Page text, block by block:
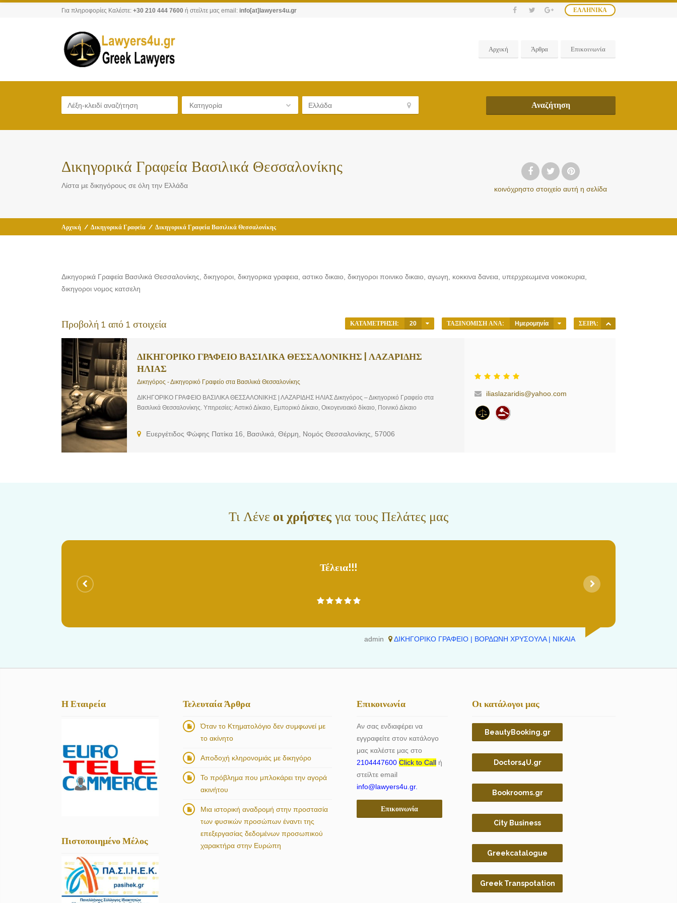
ΕΛΛΗΝΙΚΆ
Για πληροφορίες Καλέστε: +30 210 444 7600 ή στείλτε μας email: info[at]lawyers4u.gr
Αρχική Άρθρα Επικοινωνία
Κατηγορία Αναζήτηση
Δικηγορικά Γραφεία Βασιλικά Θεσσαλονίκης
Λίστα με δικηγόρους σε όλη την Ελλάδα κοινόχρηστο στοιχείο αυτή η σελίδα
Αρχική / Δικηγορικά Γραφεία / Δικηγορικά Γραφεία Βασιλικά Θεσσαλονίκης
Δικηγορικά Γραφεία Βασιλικά Θεσσαλονίκης, δικηγοροι, δικηγορικα γραφεια, αστικο δικαιο, δικηγοροι ποινικο δικαιο, αγωγη, κοκκινα δανεια, υπερχρεωμενα νοικοκυρια,
δικηγοροι νομος κατσελη
Προβολή 1 από 1 στοιχεία ΚΑΤΑΜΈΤΡΗΣΗ: 20 ΤΑΞΙΝΌΜΙΣΗ ΑΝΆ: Ημερομηνία ΣΕΙΡΆ:
ΔΙΚΗΓΟΡΙΚΟ ΓΡΑΦΕΙΟ ΒΑΣΙΛΙΚΑ ΘΕΣΣΑΛΟΝΙΚΗΣ | ΛΑΖΑΡΙΔΗΣ
ΗΛΙΑΣ
Δικηγόρος - Δικηγορικό Γραφείο στα Βασιλικά Θεσσαλονίκης
ΔΙΚΗΓΟΡΙΚΟ ΓΡΑΦΕΙΟ ΒΑΣΙΛΙΚΑ ΘΕΣΣΑΛΟΝΙΚΗΣ | ΛΑΖΑΡΙΔΗΣ ΗΛΙΑΣ Δικηγόρος – Δικηγορικό Γραφείο στα
Βασιλικά Θεσσαλονίκης. Υπηρεσίες: Αστικό Δίκαιο, Εμπορικό Δίκαιο, Οικογενειακό δίκαιο, Ποινικό Δίκαιο
Ευεργέτιδος Φώφης Πατίκα 16, Βασιλικά, Θέρμη, Νομός Θεσσαλονίκης, 57006
iliaslazaridis@yahoo.com
Τι Λένε οι χρήστες για τους Πελάτες μας
Τέλεια!!!
admin ΔΙΚΗΓΟΡΙΚΟ ΓΡΑΦΕΙΟ | ΒΟΡΔΩΝΗ ΧΡΥΣΟΥΛΑ | ΝΙΚΑΙΑ
Η Εταιρεία
Πιστοποιημένο Μέλος
Τελευταία Άρθρα
Όταν το Κτηματολόγιο δεν συμφωνεί με
το ακίνητο
Αποδοχή κληρονομιάς με δικηγόρο
Το πρόβλημα που μπλοκάρει την αγορά
ακινήτου
Μια ιστορική αναδρομή στην προστασία
των φυσικών προσώπων έναντι της
επεξεργασίας δεδομένων προσωπικού
χαρακτήρα στην Ευρώπη
Επικοινωνία
Αν σας ενδιαφέρει να
εγγραφείτε στον κατάλογο
μας καλέστε μας στο
2104447600 Click to Callή
στείλτε email
info@lawyers4u.gr.
Επικοινωνία
Οι κατάλογοι μας
BeautyBooking.gr
Doctors4U.gr
Bookrooms.gr
City Business
Greekcatalogue
Greek Transpotation